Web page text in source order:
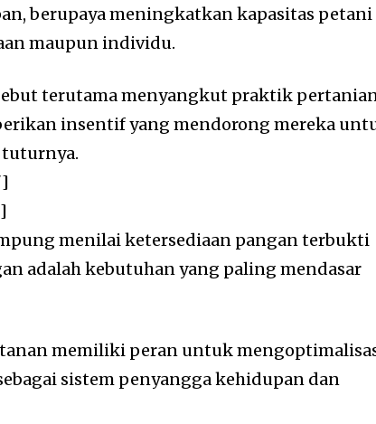
berupaya meningkatkan kapasitas petani
maupun individu.
terutama menyangkut praktik
insentif yang mendorong mereka
tuturnya.
menilai ketersediaan pangan terbukti
adalah kebutuhan yang paling mendasar
memiliki peran untuk
sistem penyangga kehidupan dan